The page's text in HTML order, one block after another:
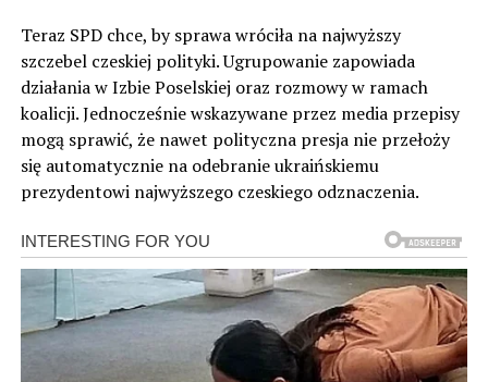
Teraz SPD chce, by sprawa wróciła na najwyższy
szczebel czeskiej polityki. Ugrupowanie zapowiada
działania w Izbie Poselskiej oraz rozmowy w ramach
koalicji. Jednocześnie wskazywane przez media przepisy
mogą sprawić, że nawet polityczna presja nie przełoży
się automatycznie na odebranie ukraińskiemu
prezydentowi najwyższego czeskiego odznaczenia.